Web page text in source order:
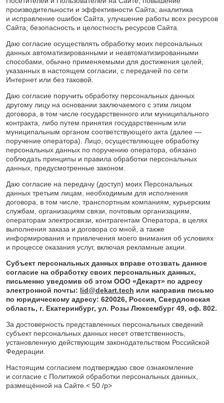
производительности и эффективности Сайта; аналитика
и исправление ошибок Сайта, улучшение работы всех ресурсов
Сайта; безопасность и целостность ресурсов Сайта.
Даю согласие осуществлять обработку моих персональных
данных автоматизированными и неавтоматизированными
способами, обычно применяемыми для достижения целей,
указанных в настоящем согласии, с передачей по сети
Интернет или без таковой.
Даю согласие поручить обработку персональных данных
другому лицу на основании заключаемого с этим лицом
договора, в том числе государственного или муниципального
контракта, либо путем принятия государственным или
муниципальным органом соответствующего акта (далее —
поручение оператора). Лицо, осуществляющее обработку
персональных данных по поручению оператора, обязано
соблюдать принципы и правила обработки персональных
данных, предусмотренные законом.
Даю согласие на передачу (доступ) моих Персональных
данных третьим лицам, необходимым для исполнения
договора, в том числе, транспортным компаниям, курьерским
службам, организациям связи, почтовым организациям,
операторам электросвязи, контрагентам Оператора, в целях
выполнения заказа и договора со мной, а также
информирования и привлечения моего внимания об условиях
и процессе оказания услуг, включая рекламные акции.
Субъект персональных данных вправе отозвать данное
согласие на обработку своих персональных данных,
письменно уведомив об этом ООО «Декарт» по адресу
электронной почты: lid@dekart.tech или направив письмо
по юридическому адресу: 620026, Россия, Свердловская
область, г. Екатеринбург, ул. Розы Люксембург 49, оф. 802.
За достоверность представленных персональных сведений
субъект персональных данных несет ответственность,
установленную действующим законодательством Российской
Федерации.
Настоящим согласием подтверждаю свое ознакомление
и согласие с Политикой обработки персональных данных,
размещённой на Сайте.< 50 /p>